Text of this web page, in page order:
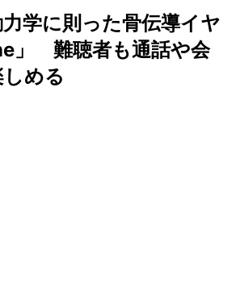
学に則った骨伝導イヤ
」 難聴者も通話や会
める